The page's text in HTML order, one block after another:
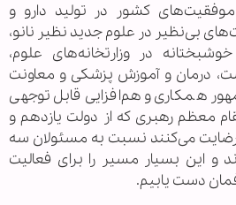
کشور در تولید دارو و
بی‌نظیر در علوم جدید نظیر نانو،
در وزارتخانه‌های علوم،
درمان و آموزش پزشکی و معاونت
همکاری و هم‌افزایی قابل توجهی
معظم رهبری که از دولت یازدهم و
رضایت می‌کنند نسبت به مسئولان سه
و این بسیار مسیر را برای فعالیت
دست یابیم.